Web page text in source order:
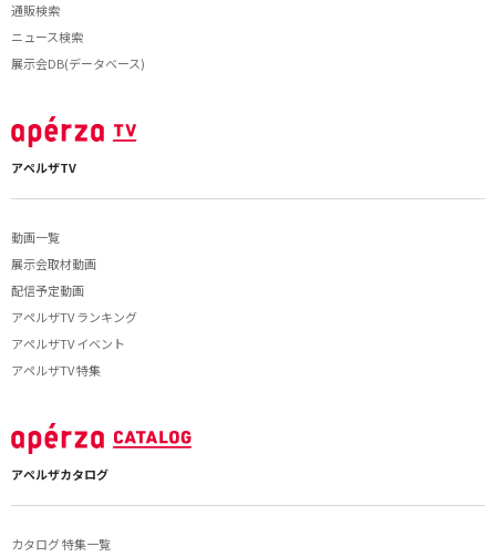
通販検索
ニュース検索
展示会DB(データベース)
アペルザTV
動画一覧
展示会取材動画
配信予定動画
アペルザTV ランキング
アペルザTV イベント
アペルザTV 特集
アペルザカタログ
カタログ 特集一覧